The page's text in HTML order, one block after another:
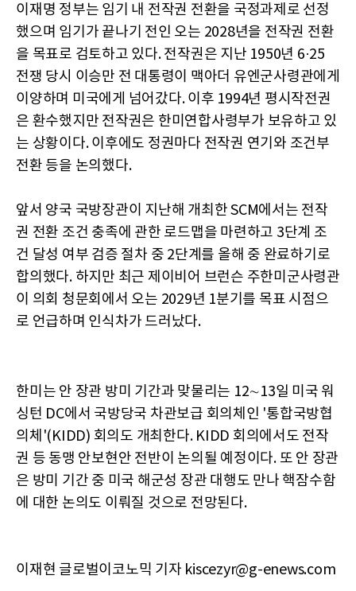
이재명 정부는 임기 내 전작권 전환을 국정과제로 선정
했으며 임기가 끝나기 전인 오는 2028년을 전작권 전환
을 목표로 검토하고 있다. 전작권은 지난 1950년 6·25
전쟁 당시 이승만 전 대통령이 맥아더 유엔군사령관에게
이양하며 미국에게 넘어갔다. 이후 1994년 평시작전권
은 환수했지만 전작권은 한미연합사령부가 보유하고 있
는 상황이다. 이후에도 정권마다 전작권 연기와 조건부
전환 등을 논의했다.
앞서 양국 국방장관이 지난해 개최한 SCM에서는 전작
권 전환 조건 충족에 관한 로드맵을 마련하고 3단계 조
건 달성 여부 검증 절차 중 2단계를 올해 중 완료하기로
합의했다. 하지만 최근 제이비어 브런슨 주한미군사령관
이 의회 청문회에서 오는 2029년 1분기를 목표 시점으
로 언급하며 인식차가 드러났다.
한미는 안 장관 방미 기간과 맞물리는 12∼13일 미국 워
싱턴 DC에서 국방당국 차관보급 회의체인 '통합국방협
의체'(KIDD) 회의도 개최한다. KIDD 회의에서도 전작
권 등 동맹 안보현안 전반이 논의될 예정이다. 또 안 장관
은 방미 기간 중 미국 해군성 장관 대행도 만나 핵잠수함
에 대한 논의도 이뤄질 것으로 전망된다.
이재현 글로벌이코노믹 기자 kiscezyr@g-enews.com